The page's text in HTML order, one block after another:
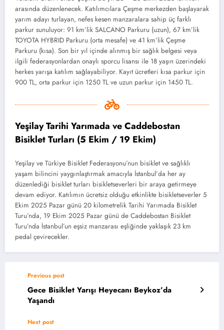
arasında düzenlenecek. Katılımcılara Çeşme merkezden başlayarak
yarım adayı turlayan, nefes kesen manzaralara sahip üç farklı
parkur sunuluyor: 91 km’lik SALCANO Parkuru (uzun), 67 km’lik
TOYOTA HYBRID Parkuru (orta mesafe) ve 41 km’lik Çeşme
Parkuru (kısa). Son bir yıl içinde alınmış bir sağlık belgesi veya
ilgili federasyonlardan onaylı sporcu lisansı ile 18 yaşın üzerindeki
herkes yarışa katılım sağlayabiliyor. Kayıt ücretleri kısa parkur için
900 TL, orta parkur için 1250 TL ve uzun parkur için 1450 TL.
Yeşilay Tarihi Yarımada ve Caddebostan
Bisiklet Turları (5 Ekim / 19 Ekim)
Yeşilay ve Türkiye Bisiklet Federasyonu’nun bisiklet ve sağlıklı
yaşam bilincini yaygınlaştırmak amacıyla İstanbul’da her ay
düzenlediği bisiklet turları bisikletseverleri bir araya getirmeye
devam ediyor. Katılımın ücretsiz olduğu etkinlikte bisikletseverler 5
Ekim 2025 Pazar günü 20 kilometrelik Tarihi Yarımada Bisiklet
Turu’nda, 19 Ekim 2025 Pazar günü de Caddebostan Bisiklet
Turu’nda İstanbul’un eşsiz manzarası eşliğinde yaklaşık 23 km
pedal çevirecekler.
Previous post
Gece Bisiklet Yarışı Heyecanı Beykoz’da
Yaşandı
Next post